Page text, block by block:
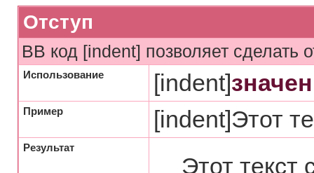
Отступ
BB код [indent] позволяет сделать
Использование [indent]
Пример [indent]Этот
Результат
Этот текст